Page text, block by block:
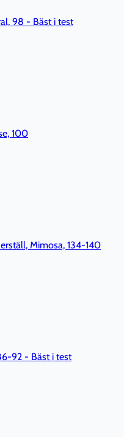
98 - Bäst i test
100
Mimosa, 134-140
92 - Bäst i test